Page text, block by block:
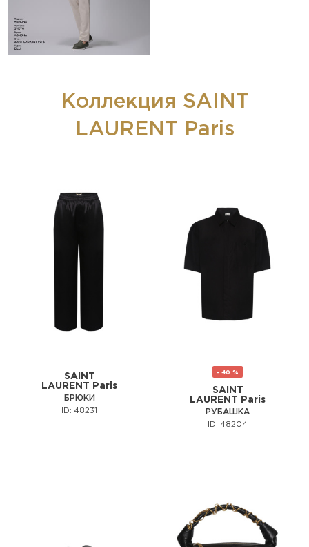
Коллекция SAINT
LAURENT Paris
SAINT
LAURENT Paris
БРЮКИ
ID: 48231
- 40 %
SAINT
LAURENT Paris
РУБАШКА
ID: 48204